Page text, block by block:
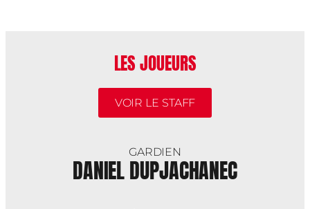
LES JOUEURS
VOIR LE STAFF
GARDIEN
DANIEL DUPJACHANEC